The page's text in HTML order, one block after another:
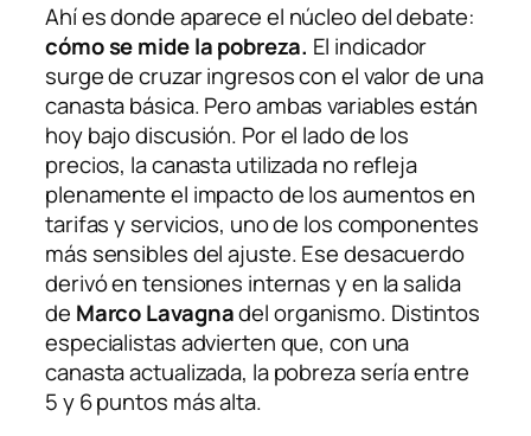
Ahí es donde aparece el núcleo del debate:
cómo se mide la pobreza. El indicador
surge de cruzar ingresos con el valor de una
canasta básica. Pero ambas variables están
hoy bajo discusión. Por el lado de los
precios, la canasta utilizada no refleja
plenamente el impacto de los aumentos en
tarifas y servicios, uno de los componentes
más sensibles del ajuste. Ese desacuerdo
derivó en tensiones internas y en la salida
de Marco Lavagnadel organismo. Distintos
especialistas advierten que, con una
canasta actualizada, la pobreza sería entre
5 y 6 puntos más alta.